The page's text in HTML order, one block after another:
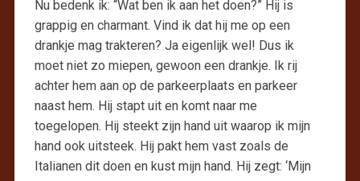
Nu bedenk ik: “Wat ben ik aan het doen?” Hij is
grappig en charmant. Vind ik dat hij me op een
drankje mag trakteren? Ja eigenlijk wel! Dus ik
moet niet zo miepen, gewoon een drankje. Ik rij
achter hem aan op de parkeerplaats en parkeer
naast hem. Hij stapt uit en komt naar me
toegelopen. Hij steekt zijn hand uit waarop ik mijn
hand ook uitsteek. Hij pakt hem vast zoals de
Italianen dit doen en kust mijn hand. Hij zegt: ‘Mijn